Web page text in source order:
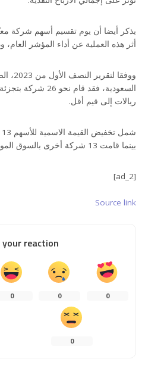
يذكر أيضا أن يوم تقسيم أسهم شركة
أثر هذه العملية عن أداء المؤشر العام،
ووفقا
ريالات إلى قيم أقل.
بينما قامت 13 شركة أخرى بالسوق الموازية “نمو” بتجزئة أسهمها.
[ad_2]
Source link
reaction?
0
0
0
0